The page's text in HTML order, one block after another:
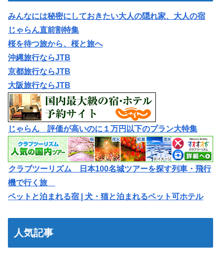
みんなには秘密にしておきたい大人の隠れ家、大人の宿
じゃらん直前割特集
桜を待つ旅から、桜と旅へ
沖縄旅行ならJTB
京都旅行ならJTB
大阪旅行ならJTB
じゃらん 評価が高いのに１万円以下のプラン大特集
クラブツーリズム 日本100名城ツアーを探す列車・飛行
機で行く旅
ペットと泊まれる宿 | 犬・猫と泊まれるペット可ホテル
人気記事